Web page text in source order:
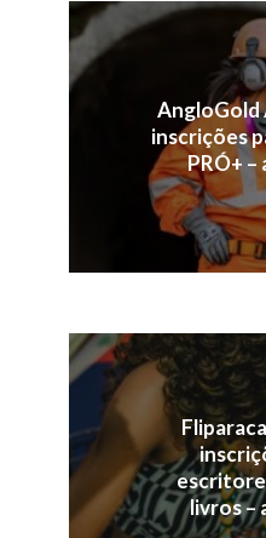
AngloGold
inscrições
PRÓ+
livros –